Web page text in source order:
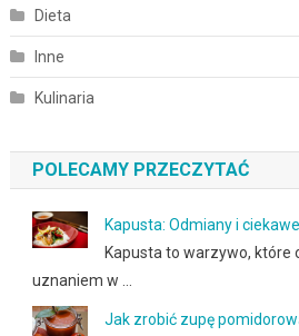
Dieta
Inne
Kulinaria
POLECAMY PRZECZYTAĆ
Kapusta: Odmiany i
Kapusta to warzywo, które
uznaniem w …
Jak zrobić zupę